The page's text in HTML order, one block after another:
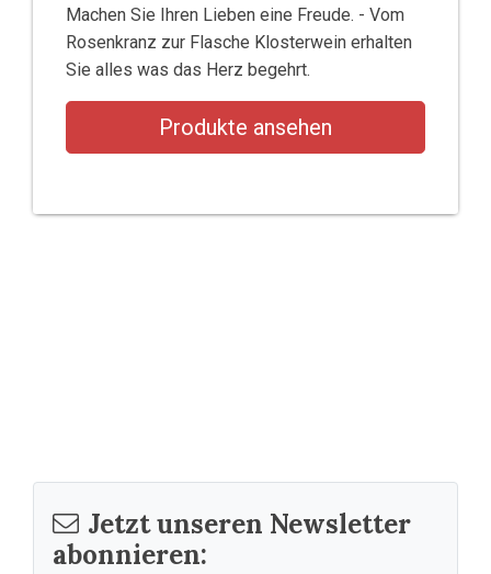
Machen Sie Ihren Lieben eine Freude. - Vom
Rosenkranz zur Flasche Klosterwein erhalten
Sie alles was das Herz begehrt.
Produkte ansehen
Jetzt unseren Newsletter
abonnieren: